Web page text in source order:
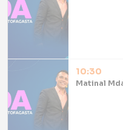
10:30
Matinal